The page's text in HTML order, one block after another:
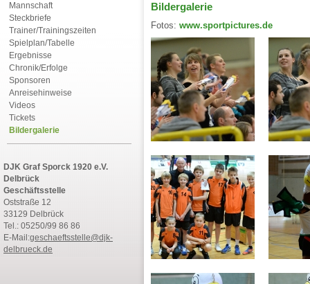
Mannschaft
Steckbriefe
Trainer/Trainingszeiten
Spielplan/Tabelle
Ergebnisse
Chronik/Erfolge
Sponsoren
Anreisehinweise
Videos
Tickets
Bildergalerie
DJK Graf Sporck 1920 e.V.
Delbrück
Geschäftsstelle
Oststraße 12
33129 Delbrück
Tel.: 05250/99 86 86
E-Mail:geschaeftsstelle@djk-
delbrueck.de
Bildergalerie
Fotos: www.sportpictures.de